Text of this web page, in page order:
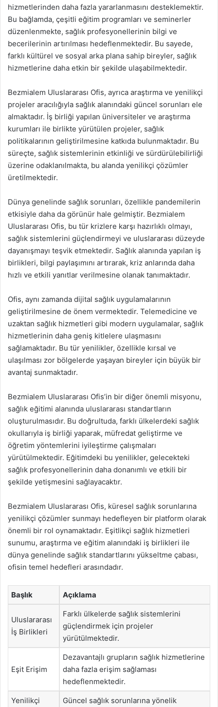
hizmetlerinden daha fazla yararlanmasını desteklemektir.
Bu bağlamda, çeşitli eğitim programları ve seminerler
düzenlenmekte, sağlık profesyonellerinin bilgi ve
becerilerinin artırılması hedeflenmektedir. Bu sayede,
farklı kültürel ve sosyal arka plana sahip bireyler, sağlık
hizmetlerine daha etkin bir şekilde ulaşabilmektedir.
Bezmialem Uluslararası Ofis, ayrıca araştırma ve yenilikçi
projeler aracılığıyla sağlık alanındaki güncel sorunları ele
almaktadır. İş birliği yapılan üniversiteler ve araştırma
kurumları ile birlikte yürütülen projeler, sağlık
politikalarının geliştirilmesine katkıda bulunmaktadır. Bu
süreçte, sağlık sistemlerinin etkinliği ve sürdürülebilirliği
üzerine odaklanılmakta, bu alanda yenilikçi çözümler
üretilmektedir.
Dünya genelinde sağlık sorunları, özellikle pandemilerin
etkisiyle daha da görünür hale gelmiştir. Bezmialem
Uluslararası Ofis, bu tür krizlere karşı hazırlıklı olmayı,
sağlık sistemlerini güçlendirmeyi ve uluslararası düzeyde
dayanışmayı teşvik etmektedir. Sağlık alanında yapılan iş
birlikleri, bilgi paylaşımını artırarak, kriz anlarında daha
hızlı ve etkili yanıtlar verilmesine olanak tanımaktadır.
Ofis, aynı zamanda dijital sağlık uygulamalarının
geliştirilmesine de önem vermektedir. Telemedicine ve
uzaktan sağlık hizmetleri gibi modern uygulamalar, sağlık
hizmetlerinin daha geniş kitlelere ulaşmasını
sağlamaktadır. Bu tür yenilikler, özellikle kırsal ve
ulaşılması zor bölgelerde yaşayan bireyler için büyük bir
avantaj sunmaktadır.
Bezmialem Uluslararası Ofis’in bir diğer önemli misyonu,
sağlık eğitimi alanında uluslararası standartların
oluşturulmasıdır. Bu doğrultuda, farklı ülkelerdeki sağlık
okullarıyla iş birliği yaparak, müfredat geliştirme ve
öğretim yöntemlerini iyileştirme çalışmaları
yürütülmektedir. Eğitimdeki bu yenilikler, gelecekteki
sağlık profesyonellerinin daha donanımlı ve etkili bir
şekilde yetişmesini sağlayacaktır.
Bezmialem Uluslararası Ofis, küresel sağlık sorunlarına
yenilikçi çözümler sunmayı hedefleyen bir platform olarak
önemli bir rol oynamaktadır. Eşitlikçi sağlık hizmetleri
sunumu, araştırma ve eğitim alanındaki iş birlikleri ile
dünya genelinde sağlık standartlarını yükseltme çabası,
ofisin temel hedefleri arasındadır.
Başlık Açıklama
Uluslararası
İş Birlikleri
Farklı ülkelerde sağlık sistemlerini
güçlendirmek için projeler
yürütülmektedir.
Eşit Erişim
Dezavantajlı grupların sağlık hizmetlerine
daha fazla erişim sağlaması
hedeflenmektedir.
Yenilikçi
Güncel sağlık sorunlarına yönelik